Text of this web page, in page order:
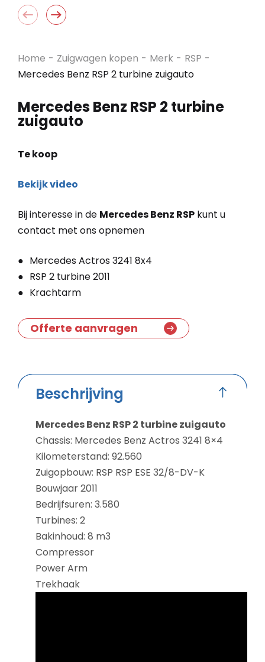
Home - Zuigwagen kopen - Merk - RSP -
Mercedes Benz RSP 2 turbine zuigauto
Mercedes Benz RSP 2 turbine
zuigauto
Te koop
Bekijk video
Bij interesse in de Mercedes Benz RSP kunt u
contact met ons opnemen
Mercedes Actros 3241 8x4
RSP 2 turbine 2011
Krachtarm
Offerte aanvragen
Beschrijving
Mercedes Benz RSP 2 turbine zuigauto
Chassis: Mercedes Benz Actros 3241 8×4
Kilometerstand: 92.560
Zuigopbouw: RSP RSP ESE 32/8-DV-K
Bouwjaar 2011
Bedrijfsuren: 3.580
Turbines: 2
Bakinhoud: 8 m3
Compressor
Power Arm
Trekhaak